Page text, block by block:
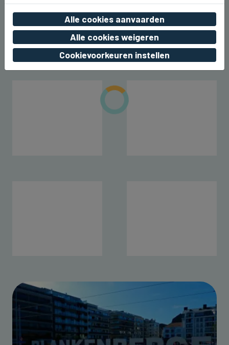
BRUGGE
Brugge lokte in juli 850.000 toeristen
do 06 augustus 2026, 23:48
Alle cookies aanvaarden
Alle cookies weigeren
Cookievoorkeuren instellen